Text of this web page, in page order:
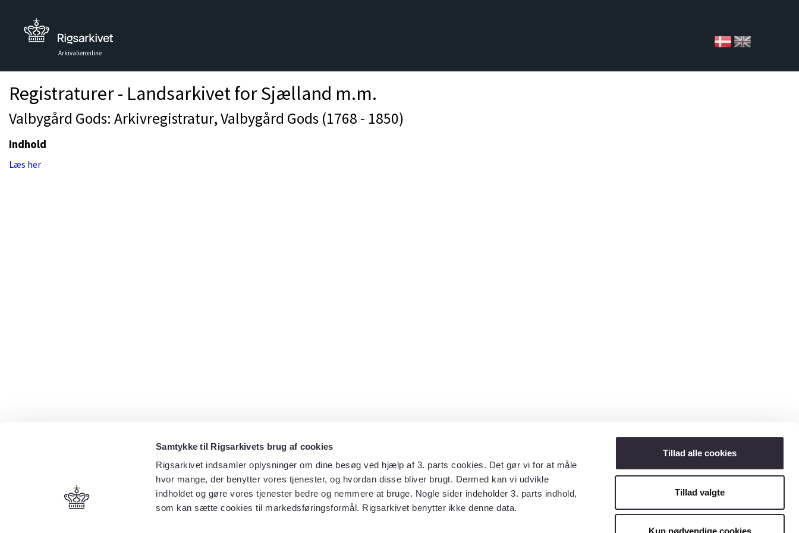
Samtykke til Rigsarkivets brug af cookies
Rigsarkivet indsamler oplysninger om dine besøg ved hjælp af 3. parts cookies. Det gør vi for at måle
hvor mange, der benytter vores tjenester, og hvordan disse bliver brugt. Dermed kan vi udvikle
indholdet og gøre vores tjenester bedre og nemmere at bruge. Nogle sider indeholder 3. parts indhold,
som kan sætte cookies til markedsføringsformål. Rigsarkivet benytter ikke denne data.
Tillad alle cookies
Tillad valgte
Kun nødvendige cookies
Arkivalieronline
Registraturer - Landsarkivet for Sjælland m.m.
Valbygård Gods: Arkivregistratur, Valbygård Gods (1768 - 1850)
Indhold
Læs her